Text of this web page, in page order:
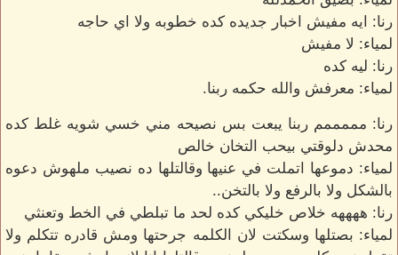
رنا: ايه مفيش اخبار جديده كده خطوبه ولا اي حاجه
لمياء: لا مفيش
رنا: ليه كده
لمياء: معرفش والله حكمه ربنا.
رنا: مممممم ربنا يبعت بس نصيحه مني خسي شويه غلط كده
محدش دلوقتي بيحب التخان خالص
لمياء: دموعها اتملت في عنيها وقالتلها ده نصيب ملهوش دعوه
بالشكل ولا بالرفع ولا بالتخن..
رنا: ههههه خلاص خليكي كده لحد ما تبلطي في الخط وتعنثي
لمياء: بصتلها وسكتت لان الكلمه جرحتها ومش قادره تتكلم ولا